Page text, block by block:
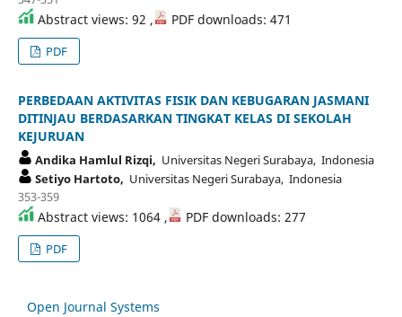
Abstract views: 92 , PDF downloads: 471
PDF
PERBEDAAN AKTIVITAS FISIK DAN KEBUGARAN JASMANI
DITINJAU BERDASARKAN TINGKAT KELAS DI SEKOLAH
KEJURUAN
Andika Hamlul Rizqi, Universitas Negeri Surabaya, Indonesia
Setiyo Hartoto, Universitas Negeri Surabaya, Indonesia
353-359
Abstract views: 1064 , PDF downloads: 277
PDF
Open Journal Systems